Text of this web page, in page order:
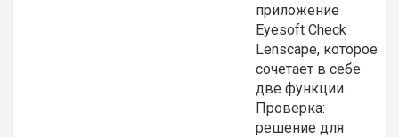
приложение
Eyesoft Check
Lenscape, которое
сочетает в себе
две функции.
Проверка:
решение для